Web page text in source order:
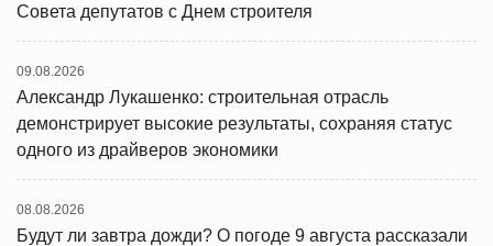
Совета депутатов с Днем строителя
09.08.2026
Александр Лукашенко: строительная отрасль
демонстрирует высокие результаты, сохраняя статус
одного из драйверов экономики
08.08.2026
Будут ли завтра дожди? О погоде 9 августа рассказали